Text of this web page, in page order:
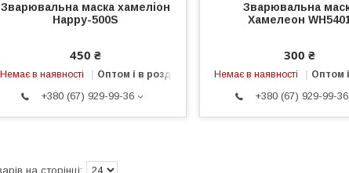
Зварювальна маска хамеліон
Happy-500S
450 ₴
Немає в наявності Оптом і в роздріб
+380 (67) 929-99-36
Зварювальна
Хамелеон
300 ₴
Немає в наявності Оптом
+380 (67) 929-99-36